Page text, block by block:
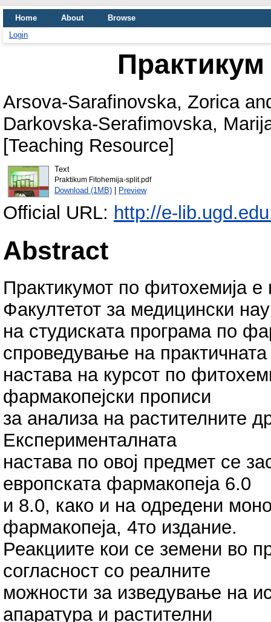
Home About
Browse
Login
Arsova-Sarafinovska, Zorica
Darkovska-Serafimovska,
[Teaching Resource]
Text
Praktikum Fitohemija-split.pdf
Download (1MB)| Preview
Official URL: http://e-
Abstract
Практикумот по фитохемија е
Факултетот за медицински
на студиската програма по
спроведување на практичната
настава на курсот по
фармакопејски прописи
за анализа на растителните
Експерименталната
настава по овој предмет се
европската фармакопеја 6.0
и 8.0, како и на одредени
фармакопеја, 4то издание.
Реакциите кои се земени во
согласност со реалните
можности за изведување на
апаратура и растителни